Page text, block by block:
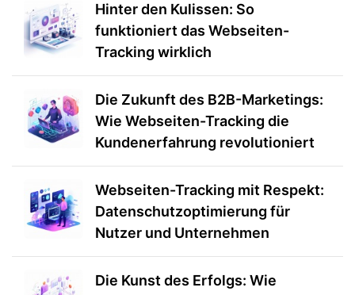
Hinter den Kulissen: So
funktioniert das Webseiten-
Tracking wirklich
Die Zukunft des B2B-Marketings:
Wie Webseiten-Tracking die
Kundenerfahrung revolutioniert
Webseiten-Tracking mit Respekt:
Datenschutzoptimierung für
Nutzer und Unternehmen
Die Kunst des Erfolgs: Wie